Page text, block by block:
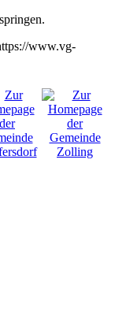
springen.
www.vg-